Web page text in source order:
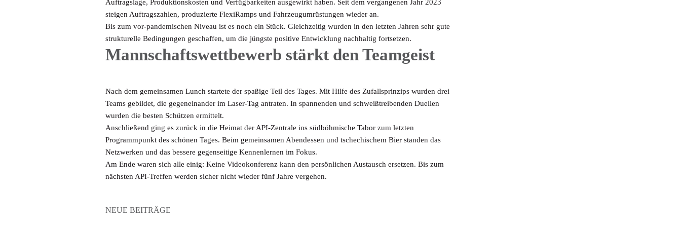
Auftragslage, Produktionskosten und Verfügbarkeiten ausgewirkt haben. Seit dem vergangenen Jahr 2023
steigen Auftragszahlen, produzierte FlexiRamps und Fahrzeugumrüstungen wieder an.
Bis zum vor-pandemischen Niveau ist es noch ein Stück. Gleichzeitig wurden in den letzten Jahren sehr gute
strukturelle Bedingungen geschaffen, um die jüngste positive Entwicklung nachhaltig fortsetzen.
Mannschaftswettbewerb stärkt den Teamgeist
Nach dem gemeinsamen Lunch startete der spaßige Teil des Tages. Mit Hilfe des Zufallsprinzips wurden drei
Teams gebildet, die gegeneinander im Laser-Tag antraten. In spannenden und schweißtreibenden Duellen
wurden die besten Schützen ermittelt.
Anschließend ging es zurück in die Heimat der API-Zentrale ins südböhmische Tabor zum letzten
Programmpunkt des schönen Tages. Beim gemeinsamen Abendessen und tschechischem Bier standen das
Netzwerken und das bessere gegenseitige Kennenlernen im Fokus.
Am Ende waren sich alle einig: Keine Videokonferenz kann den persönlichen Austausch ersetzen. Bis zum
nächsten API-Treffen werden sicher nicht wieder fünf Jahre vergehen.
NEUE BEITRÄGE